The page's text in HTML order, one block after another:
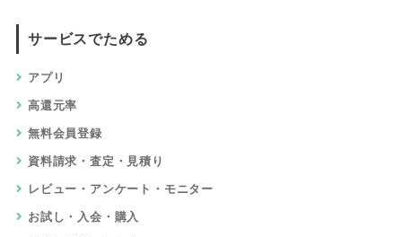
サービスでためる
アプリ
高還元率
無料会員登録
資料請求・査定・見積り
レビュー・アンケート・モニター
お試し・入会・購入